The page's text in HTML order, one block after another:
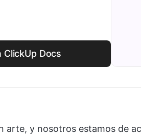
ClickUp Docs
arte, y nosotros estamos de